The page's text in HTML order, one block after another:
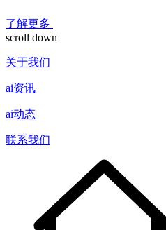
了解更多
scroll down
关于我们
ai资讯
ai动态
联系我们